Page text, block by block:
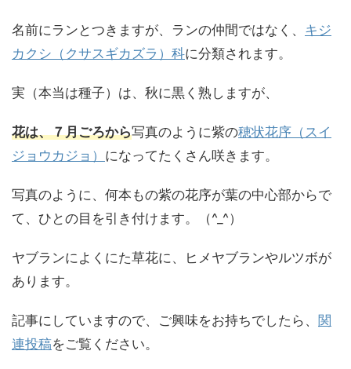
名前にランとつきますが、ランの仲間ではなく、 キジ
カクシ（クサスギカズラ）科に分類されます。
実（本当は種子）は、秋に黒く熟しますが、
花は、７月ごろから写真のように紫の穂状花序（スイ
ジョウカジョ） になってたくさん咲きます。
写真のように、何本もの紫の花序が葉の中心部からで
て、ひとの目を引き付けます。（^_^）
ヤブランによくにた草花に、ヒメヤブランやルツボが
あります。
記事にしていますので、ご興味をお持ちでしたら、 関
連投稿をご覧ください。